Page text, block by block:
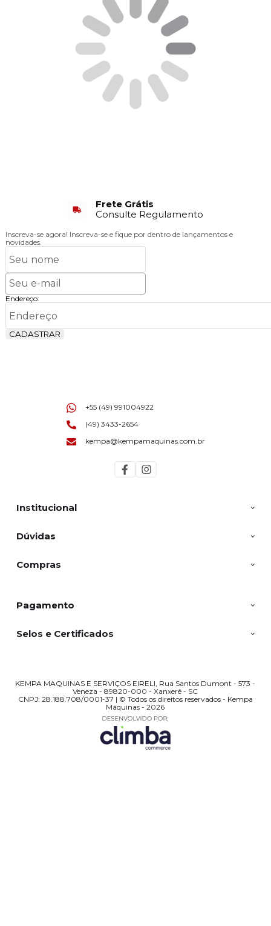
Frete Grátis
Consulte Regulamento
Inscreva-se agora! Inscreva-se e fique por dentro de lançamentos e
novidades.
Endereço:
CADASTRAR
Institucional
Dúvidas
Compras
+55 (49) 991004922
(49) 3433-2654
kempa@kempamaquinas.com.br
Pagamento
Selos e Certificados
KEMPA MAQUINAS E SERVIÇOS EIRELI, Rua Santos Dumont - 573 -
Veneza - 89820-000 - Xanxerê - SC
CNPJ: 28.188.708/0001-37 | © Todos os direitos reservados - Kempa
Máquinas - 2026